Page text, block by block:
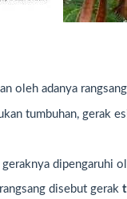
oleh adanya
tumbuhan, gerak
dipengaruhi
disebut gerak